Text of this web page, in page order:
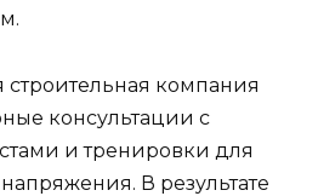
компания
консультации с
и тренировки для
В результате